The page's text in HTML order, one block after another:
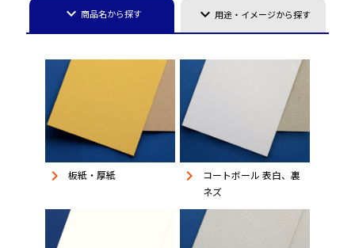
keyboard_arrow_down 商品名から探す keyboard_arrow_down用途・イメージから探す
keyboard_arrow_right 板紙・厚紙 keyboard_arrow_right
コートボール 表白、裏
ネズ